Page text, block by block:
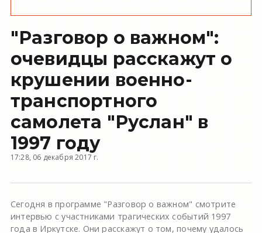
"Разговор о важном":
очевидцы расскажут о
крушении военно-
транспортного
самолета "Руслан" в
1997 году
17:28, 06 декабря 2017 г.
Сегодня в программе "Разговор о важном" смотрите
интервью с участниками трагических событий 1997
года в Иркутске. Они расскажут о том, почему удалось